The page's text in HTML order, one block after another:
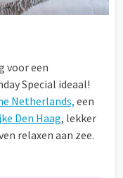
voor een
Special ideaal!
Netherlands,een
Den Haag, lekker
relaxen aan zee.